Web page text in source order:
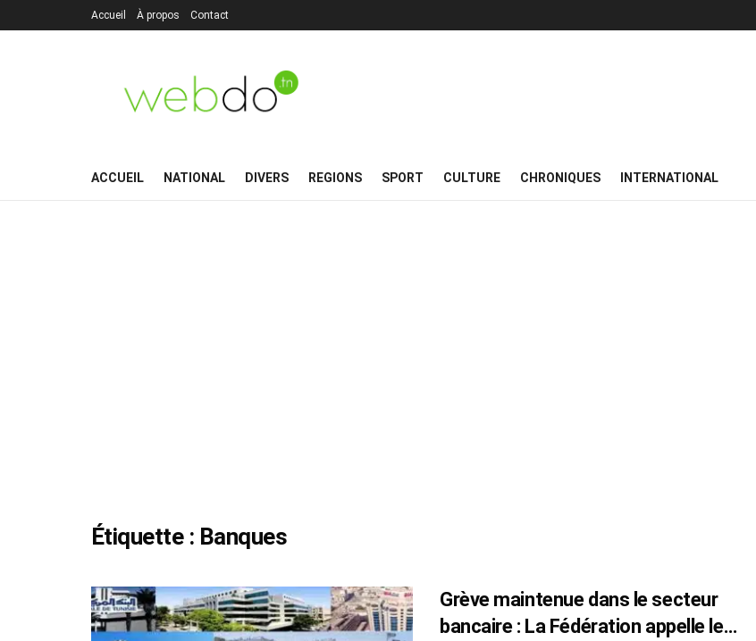
Accueil À propos Contact
ACCUEIL NATIONAL DIVERS REGIONS SPORT CULTURE CHRONIQUES INTERNATIONAL
Étiquette : Banques
Grève maintenue dans le secteur
bancaire : La Fédération appelle le